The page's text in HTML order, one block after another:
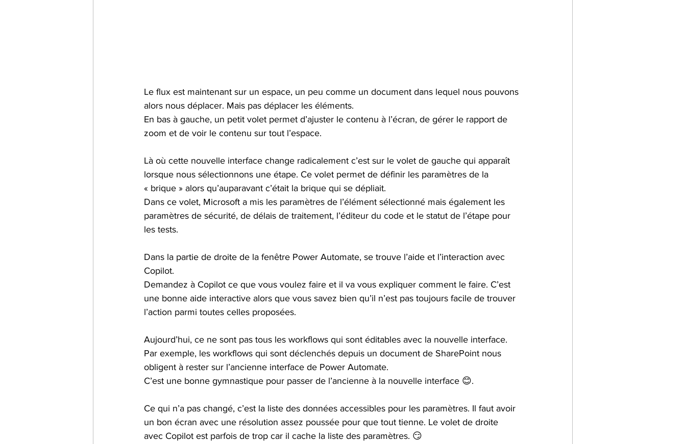
Le flux est maintenant sur un espace, un peu comme un document dans lequel nous pouvons
alors nous déplacer. Mais pas déplacer les éléments.
En bas à gauche, un petit volet permet d’ajuster le contenu à l’écran, de gérer le rapport de
zoom et de voir le contenu sur tout l’espace.
Là où cette nouvelle interface change radicalement c’est sur le volet de gauche qui apparaît
lorsque nous sélectionnons une étape. Ce volet permet de définir les paramètres de la
« brique » alors qu’auparavant c’était la brique qui se dépliait.
Dans ce volet, Microsoft a mis les paramètres de l’élément sélectionné mais également les
paramètres de sécurité, de délais de traitement, l’éditeur du code et le statut de l’étape pour
les tests.
Dans la partie de droite de la fenêtre Power Automate, se trouve l’aide et l’interaction avec
Copilot.
Demandez à Copilot ce que vous voulez faire et il va vous expliquer comment le faire. C’est
une bonne aide interactive alors que vous savez bien qu’il n’est pas toujours facile de trouver
l’action parmi toutes celles proposées.
Aujourd’hui, ce ne sont pas tous les workflows qui sont éditables avec la nouvelle interface.
Par exemple, les workflows qui sont déclenchés depuis un document de SharePoint nous
obligent à rester sur l’ancienne interface de Power Automate.
C’est une bonne gymnastique pour passer de l’ancienne à la nouvelle interface 😊.
Ce qui n’a pas changé, c’est la liste des données accessibles pour les paramètres. Il faut avoir
un bon écran avec une résolution assez poussée pour que tout tienne. Le volet de droite
avec Copilot est parfois de trop car il cache la liste des paramètres. 😏